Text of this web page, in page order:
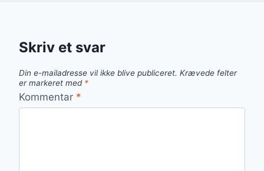
Skriv et svar
Din e-mailadresse vil ikke blive publiceret. Krævede felter
er markeret med *
Kommentar *